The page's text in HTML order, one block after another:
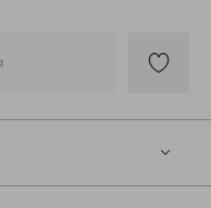
do